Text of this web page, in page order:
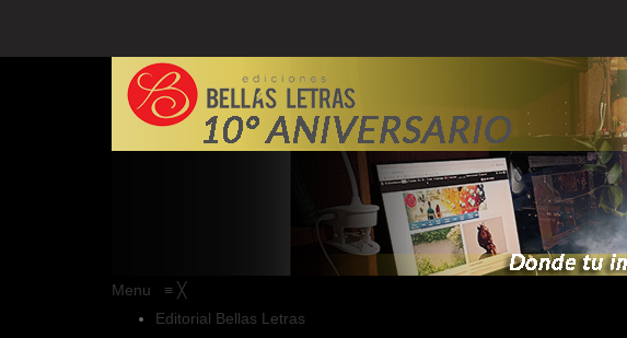
Menu ≡ ╳
Editorial Bellas Letras